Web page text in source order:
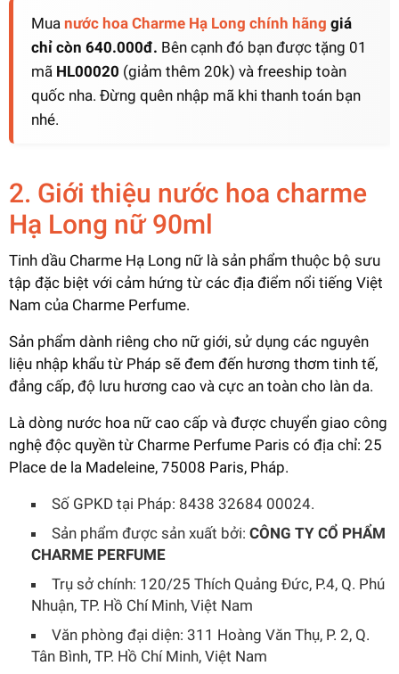
Mua nước hoa Charme Hạ Long chính hãng giá
chỉ còn 640.000đ. Bên cạnh đó bạn được tặng 01
mã HL00020 (giảm thêm 20k) và freeship toàn
quốc nha. Đừng quên nhập mã khi thanh toán bạn
nhé.
2. Giới thiệu nước hoa charme
Hạ Long nữ 90ml
Tinh dầu Charme Hạ Long nữ là sản phẩm thuộc bộ sưu
tập đặc biệt với cảm hứng từ các địa điểm nổi tiếng Việt
Nam của Charme Perfume.
Sản phẩm dành riêng cho nữ giới, sử dụng các nguyên
liệu nhập khẩu từ Pháp sẽ đem đến hương thơm tinh tế,
đẳng cấp, độ lưu hương cao và cực an toàn cho làn da.
Là dòng nước hoa nữ cao cấp và được chuyển giao công
nghệ độc quyền từ Charme Perfume Paris có địa chỉ: 25
Place de la Madeleine, 75008 Paris, Pháp.
Số GPKD tại Pháp: 8438 32684 00024.
Sản phẩm được sản xuất bởi: CÔNG TY CỔ PHẨM
CHARME PERFUME
Trụ sở chính: 120/25 Thích Quảng Đức, P.4, Q. Phú
Nhuận, TP. Hồ Chí Minh, Việt Nam
Văn phòng đại diện: 311 Hoàng Văn Thụ, P. 2, Q.
Tân Bình, TP. Hồ Chí Minh, Việt Nam